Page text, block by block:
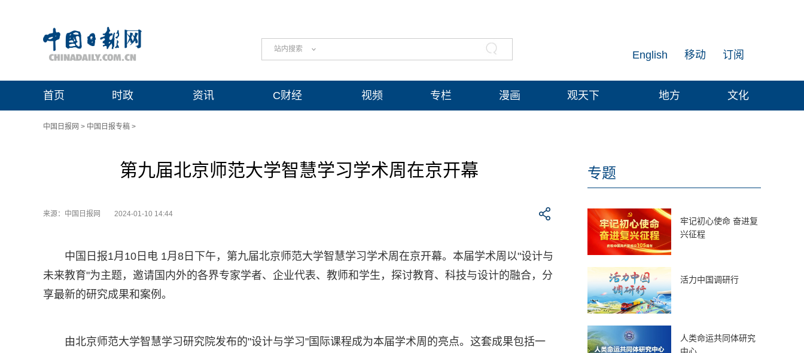
站内搜索 订阅
移动
English
首页 时政 资讯 C财经 视频 专栏 漫画 观天下 地方 文化
中国日报网 > 中国日报专稿 >
第九届北京师范大学智慧学习学术周在京开幕
来源：中国日报网 2024-01-10 14:44
中国日报1月10日电 1月8日下午，第九届北京师范大学智慧学习学术周在京开幕。本届学术周以"设计与
未来教育"为主题，邀请国内外的各界专家学者、企业代表、教师和学生，探讨教育、科技与设计的融合，分
享最新的研究成果和案例。
由北京师范大学智慧学习研究院发布的"设计与学习"国际课程成为本届学术周的亮点。这套成果包括一
专题
牢记初心使命 奋进复
兴征程
活力中国调研行
人类命运共同体研究